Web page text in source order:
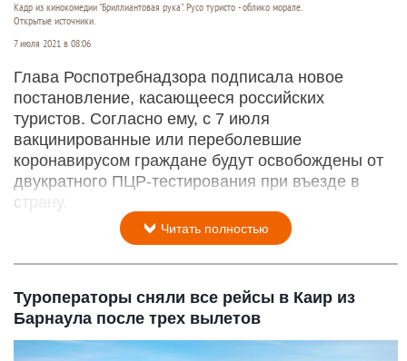
Кадр из кинокомедии "Бриллиантовая рука". Русо туристо - облико морале.
Открытые источники.
7 июля 2021 в 08:06
Глава Роспотребнадзора подписала новое
постановление, касающееся российских
туристов. Согласно ему, с 7 июля
вакцинированные или переболевшие
коронавирусом граждане будут освобождены от
двукратного ПЦР-тестирования при въезде в
страну.
Читать полностью
Туроператоры сняли все рейсы в Каир из
Барнаула после трех вылетов